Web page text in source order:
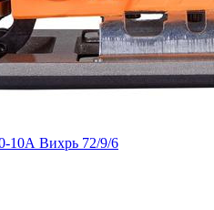
10А Вихрь 72/9/6